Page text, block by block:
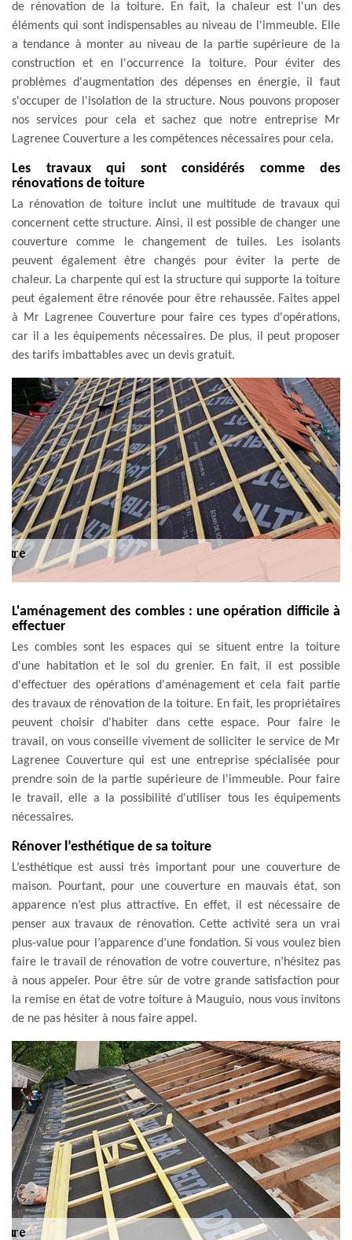
de rénovation de la toiture. En fait, la chaleur est l'un des
éléments qui sont indispensables au niveau de l'immeuble. Elle
a tendance à monter au niveau de la partie supérieure de la
construction et en l'occurrence la toiture. Pour éviter des
problèmes d'augmentation des dépenses en énergie, il faut
s'occuper de l'isolation de la structure. Nous pouvons proposer
nos services pour cela et sachez que notre entreprise Mr
Lagrenee Couverture a les compétences nécessaires pour cela.
Les travaux qui sont considérés comme des
rénovations de toiture
La rénovation de toiture inclut une multitude de travaux qui
concernent cette structure. Ainsi, il est possible de changer une
couverture comme le changement de tuiles. Les isolants
peuvent également être changés pour éviter la perte de
chaleur. La charpente qui est la structure qui supporte la toiture
peut également être rénovée pour être rehaussée. Faites appel
à Mr Lagrenee Couverture pour faire ces types d'opérations,
car il a les équipements nécessaires. De plus, il peut proposer
des tarifs imbattables avec un devis gratuit.
L'aménagement des combles : une opération difficile à
effectuer
Les combles sont les espaces qui se situent entre la toiture
d'une habitation et le sol du grenier. En fait, il est possible
d'effectuer des opérations d'aménagement et cela fait partie
des travaux de rénovation de la toiture. En fait, les propriétaires
peuvent choisir d'habiter dans cette espace. Pour faire le
travail, on vous conseille vivement de solliciter le service de Mr
Lagrenee Couverture qui est une entreprise spécialisée pour
prendre soin de la partie supérieure de l'immeuble. Pour faire
le travail, elle a la possibilité d'utiliser tous les équipements
nécessaires.
Rénover l’esthétique de sa toiture
L’esthétique est aussi très important pour une couverture de
maison. Pourtant, pour une couverture en mauvais état, son
apparence n’est plus attractive. En effet, il est nécessaire de
penser aux travaux de rénovation. Cette activité sera un vrai
plus-value pour l’apparence d’une fondation. Si vous voulez bien
faire le travail de rénovation de votre couverture, n’hésitez pas
à nous appeler. Pour être sûr de votre grande satisfaction pour
la remise en état de votre toiture à Mauguio, nous vous invitons
de ne pas hésiter à nous faire appel.